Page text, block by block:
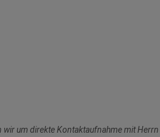
wir um direkte Kontaktaufnahme mit Herrn